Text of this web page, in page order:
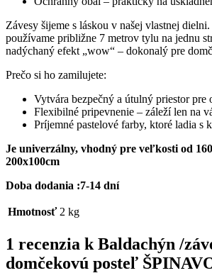
Závesy šijeme s láskou v našej vlastnej
používame približne 7 metrov tylu na jednu
nadýchaný efekt „wow“ – dokonalý pre
Prečo si ho zamilujete:
Vytvára bezpečný a útulný priestor pre
Flexibilné pripevnenie – záleží len na
Príjemné pastelové farby, ktoré ladia s
Je univerzálny, vhodný pre veľkosti od
200x100cm
Doba dodania :7-14 dní
Hmotnosť 2 kg
1 recenzia k Baldachýn /
domčekovú posteľ